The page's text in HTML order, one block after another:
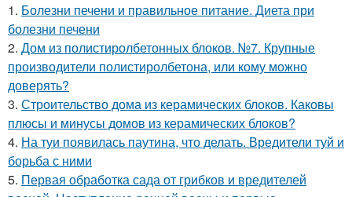
1. Болезни печени и правильное питание. Диета при
болезни печени
2. Дом из полистиролбетонных блоков. №7. Крупные
производители полистиролбетона, или кому можно
доверять?
3. Строительство дома из керамических блоков. Каковы
плюсы и минусы домов из керамических блоков?
4. На туи появилась паутина, что делать. Вредители туй и
борьба с ними
5. Первая обработка сада от грибков и вредителей